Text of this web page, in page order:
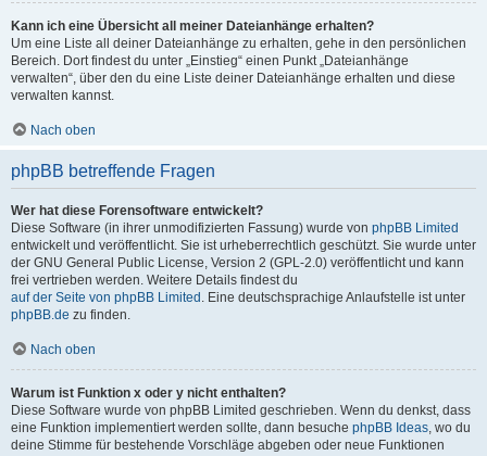
Kann ich eine Übersicht all meiner Dateianhänge erhalten?
Um eine Liste all deiner Dateianhänge zu erhalten, gehe in den persönlichen
Bereich. Dort findest du unter „Einstieg“ einen Punkt „Dateianhänge
verwalten“, über den du eine Liste deiner Dateianhänge erhalten und diese
verwalten kannst.
Nach oben
phpBB betreffende Fragen
Wer hat diese Forensoftware entwickelt?
Diese Software (in ihrer unmodifizierten Fassung) wurde von phpBB Limited
entwickelt und veröffentlicht. Sie ist urheberrechtlich geschützt. Sie wurde unter
der GNU General Public License, Version 2 (GPL-2.0) veröffentlicht und kann
frei vertrieben werden. Weitere Details findest du
auf der Seite von phpBB Limited . Eine deutschsprachige Anlaufstelle ist unter
phpBB.de zu finden.
Nach oben
Warum ist Funktion x oder y nicht enthalten?
Diese Software wurde von phpBB Limited geschrieben. Wenn du denkst, dass
eine Funktion implementiert werden sollte, dann besuche phpBB Ideas, wo du
deine Stimme für bestehende Vorschläge abgeben oder neue Funktionen